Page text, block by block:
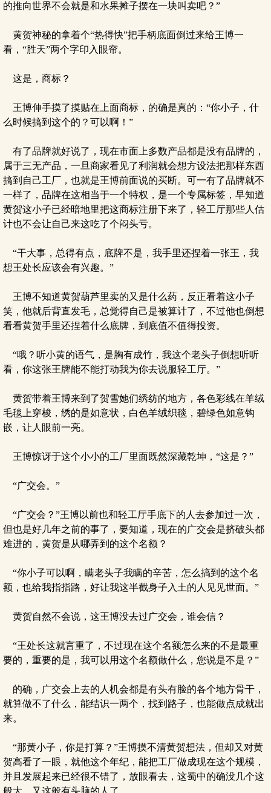
的推向世界不会就是和水果摊子摆在一块叫卖吧？”
黄贺神秘的拿着个“热得快”把手柄底面倒过来给王博一
看，“胜天”两个字印入眼帘。
这是，商标？
王博伸手摸了摸贴在上面商标，的确是真的：“你小子，什
么时候搞到这个的？可以啊！”
有了品牌就好说了，现在市面上多数产品都是没有品牌的，
属于三无产品，一旦商家看见了利润就会想方设法把那样东西
搞到自己工厂，也就是王博前面说的买断。可一有了品牌就不
一样了，品牌在这相当于一个特权，是一个专属标签，早知道
黄贺这小子已经暗地里把这商标注册下来了，轻工厅那些人估
计也不会让自己来这吃了个闷头亏。
“干大事，总得有点，底牌不是，我手里还捏着一张王，我
想王处长应该会有兴趣。”
王博不知道黄贺葫芦里卖的又是什么药，反正看着这小子
笑，他就后背直发毛，总觉得自己是被算计了，不过他也倒想
看看黄贺手里还捏着什么底牌，到底值不值得投资。
“哦？听小黄的语气，是胸有成竹，我这个老头子倒想听听
看，你这张王牌能不能打动我为你去说服轻工厅。”
黄贺带着王博来到了贺雪她们绣纺的地方，各色彩线在羊绒
毛毯上穿梭，绣的是如意状，白色羊绒织毯，碧绿色如意钩
嵌，让人眼前一亮。
王博惊讶于这个小小的工厂里面既然深藏乾坤，“这是？”
“广交会。”
“广交会？”王博以前也和轻工厅手底下的人去参加过一次，
但也是好几年之前的事了，要知道，现在的广交会是挤破头都
难进的，黄贺是从哪弄到的这个名额？
“你小子可以啊，瞒老头子我瞒的辛苦，怎么搞到的这个名
额，也给我指指路，好让我这半截身子入土的人见见世面。”
黄贺自然不会说，这王博没去过广交会，谁会信？
“王处长这就言重了，不过现在这个名额怎么来的不是最重
要的，重要的是，我可以用这个名额做什么，您说是不是？”
的确，广交会上去的人机会都是有头有脸的各个地方骨干，
就算做不了什么，能结识一两个，找到路子，也能做点成就出
来。
“那黄小子，你是打算？”王博摸不清黄贺想法，但却又对黄
贺高看了一眼，就他这个年纪，能把工厂做成现在这个规模，
并且发展起来已经很不错了，放眼看去，这蜀中的确没几个这
般大，又这般有头脑的人了。